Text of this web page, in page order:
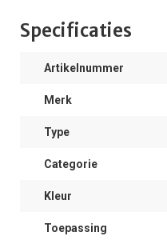
Specificaties
Artikelnummer
Merk
Type
Categorie
Kleur
Toepassing